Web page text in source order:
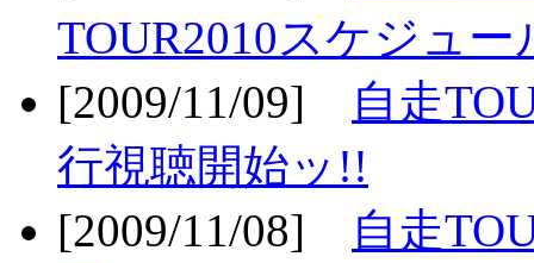
TOUR2010スケジュー
[2009/11/09]
自走
行視聴開始ッ!!
[2009/11/08]
自走